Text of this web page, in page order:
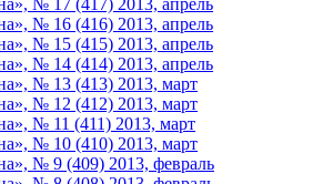
№ 16 (416) 2013, апрель
№ 15 (415) 2013, апрель
№ 14 (414) 2013, апрель
№ 13 (413) 2013, март
№ 12 (412) 2013, март
№ 11 (411) 2013, март
№ 10 (410) 2013, март
№ 9 (409) 2013, февраль